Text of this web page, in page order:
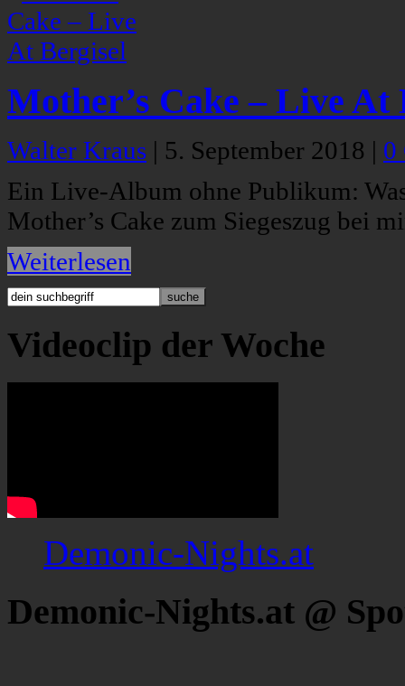
Mother’s Cake – Live At
Walter Kraus | 5. September 2018 | 0
Ein Live-Album ohne Publikum:
Mother’s Cake zum Siegeszug bei
Weiterlesen
Videoclip der Woche
Demonic-Nights.at
Demonic-Nights.at @